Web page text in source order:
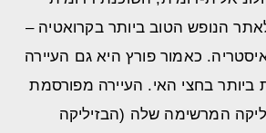
הנופש הטוב ביותר בקרואטיה –
כאמור פורץ היא גם העיירה
ביותר בחצי האי. העיירה מפורסמת
המרשימה שלה (הבזיליקה